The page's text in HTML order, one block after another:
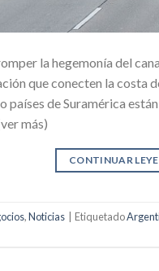
la hegemonía del
que conecten la costa
de Suramérica
más)
CONTINUAR
,Noticias Etiquetado